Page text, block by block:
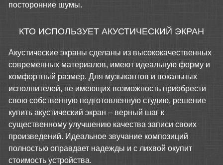
посторонние шумы.
КТО ИСПОЛЬЗУЕТ АКУСТИЧЕСКИЙ ЭКРАН
Акустические экраны сделаны из высококачественных
современных материалов, имеют идеальную форму и
комфортный размер. Для музыкантов и вокальных
исполнителей, не имеющих возможность приобрести
свою собственную подготовленную студию, решение
купить акустический экран – верный шаг к
существенному улучшению качества записи своих
произведений. Идеальное звучание композиций
полностью оправдает надежды и с лихвой окупит
стоимость устройства.